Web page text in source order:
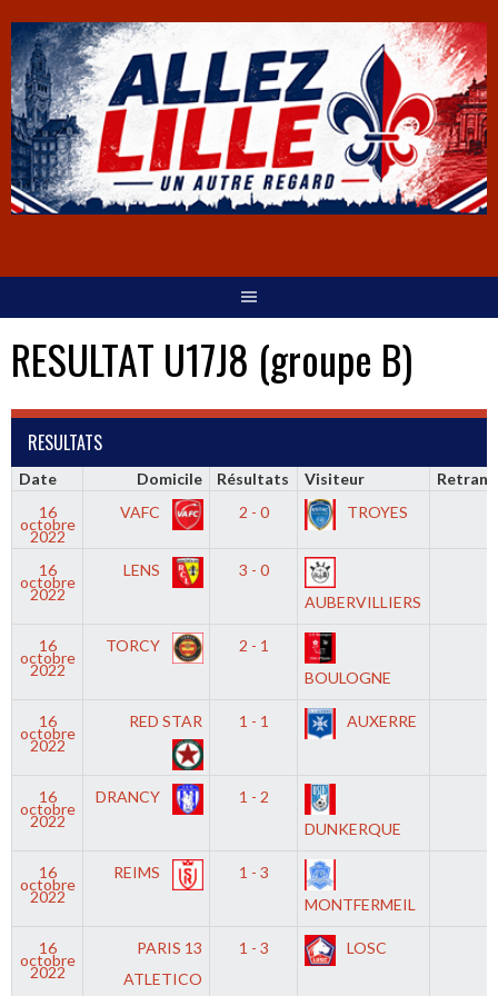
RESULTAT U17J8 (groupe B)
RESULTATS
Date Domicile Résultats Visiteur
16
octobre
2022
VAFC 2 - 0 TROYES
16
octobre
2022
LENS
3 - 0
AUBERVILLIERS
16
octobre
2022
TORCY
2 - 1
BOULOGNE
16
octobre
2022
RED STAR 1 - 1 AUXERRE
16
octobre
2022
DRANCY
1 - 2
DUNKERQUE
16
octobre
2022
REIMS
1 - 3
MONTFERMEIL
16
octobre
2022
PARIS 13
ATLETICO
1 - 3 LOSC